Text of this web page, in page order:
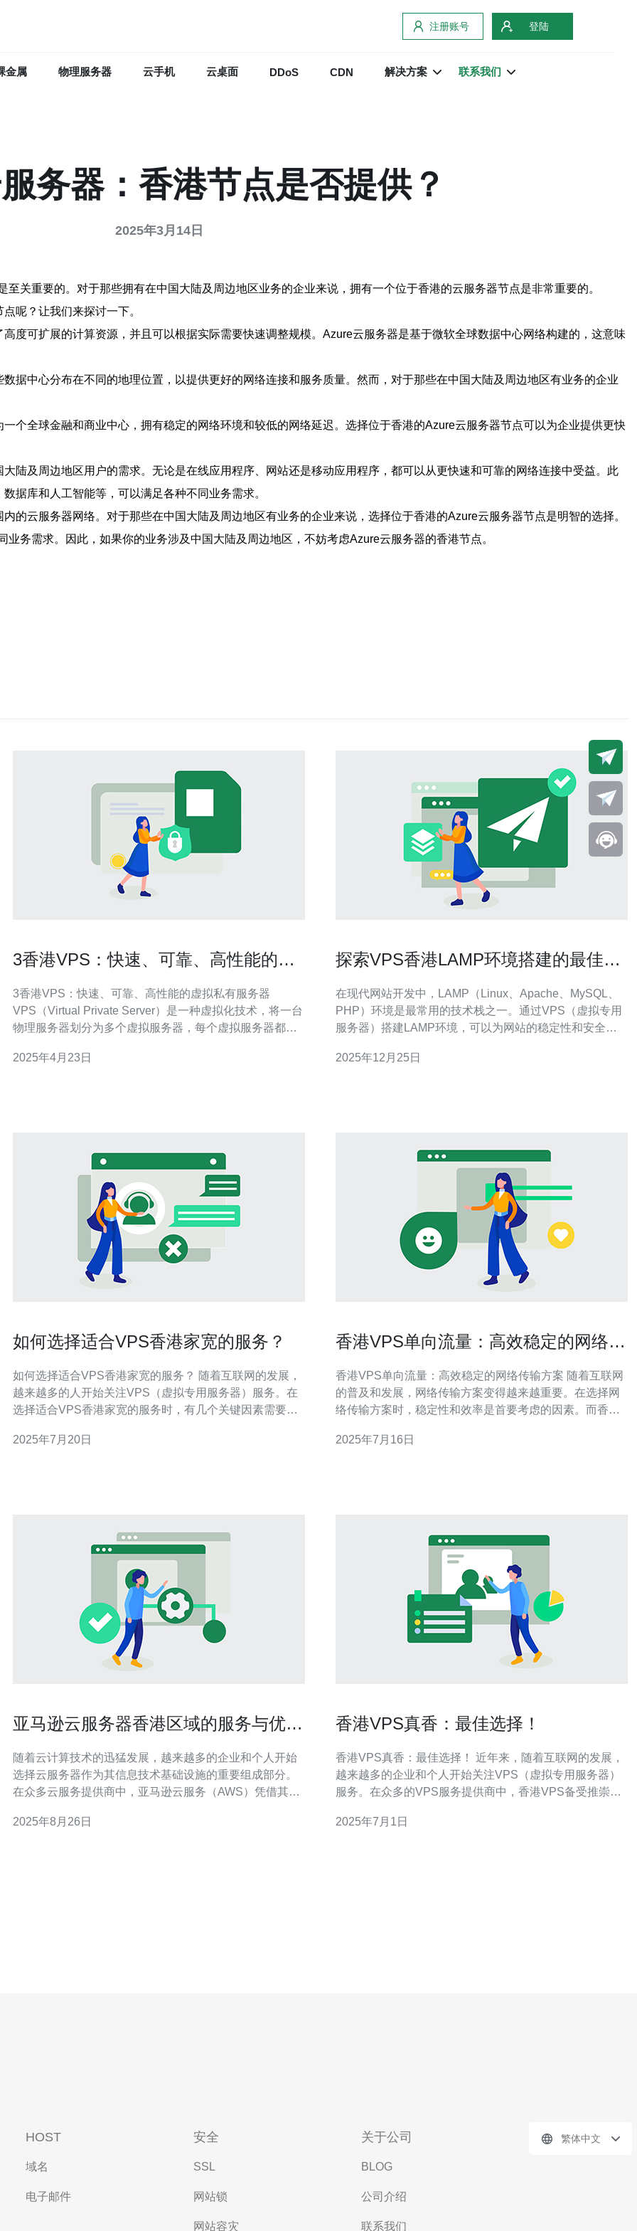
注册账号 登陆
金属 物理服务器 云手机 云桌面 DDoS CDN 解决方案 联系我们
务器：香港节点是否提供？
2025年3月14日
关重要的。对于那些拥有在中国大陆及周边地区业务的企业来说，拥有一个位于香港的云服务器节点是非常重要的。
呢？让我们来探讨一下。
度可扩展的计算资源，并且可以根据实际需要快速调整规模。Azure云服务器是基于微软全球数据中心网络构建的，这意味
据中心分布在不同的地理位置，以提供更好的网络连接和服务质量。然而，对于那些在中国大陆及周边地区有业务的企业
个全球金融和商业中心，拥有稳定的网络环境和较低的网络延迟。选择位于香港的Azure云服务器节点可以为企业提供更快
陆及周边地区用户的需求。无论是在线应用程序、网站还是移动应用程序，都可以从更快速和可靠的网络连接中受益。此
据库和人工智能等，可以满足各种不同业务需求。
的云服务器网络。对于那些在中国大陆及周边地区有业务的企业来说，选择位于香港的Azure云服务器节点是明智的选择。
务需求。因此，如果你的业务涉及中国大陆及周边地区，不妨考虑Azure云服务器的香港节点。
3香港VPS：快速、可靠、高性能的虚
3香港VPS：快速、可靠、高性能的虚拟私有服务器
VPS（Virtual Private Server）是一种虚拟化技术，将一台
物理服务器划分为多个虚拟服务器，每个虚拟服务器都有
靠性，同时也更加灵活和安全。 3香港VPS是一家提供高
2025年4月23日
探索VPS香港LAMP环境搭建的最佳方
在现代网站开发中，LAMP（Linux、Apache、MySQL、
PHP）环境是最常用的技术栈之一。通过VPS（虚拟专用
服务器）搭建LAMP环境，可以为网站的稳定性和安全性
上搭建LAMP环境的最佳方案。 1. 选择合适的VPS服务提
2025年12月25日
如何选择适合VPS香港家宽的服务？
如何选择适合VPS香港家宽的服务？ 随着互联网的发展，
越来越多的人开始关注VPS（虚拟专用服务器）服务。在
选择适合VPS香港家宽的服务时，有几个关键因素需要考
大的带宽？是否需要更高的性能？是否需要更好的网络稳
2025年7月20日
香港VPS单向流量：高效稳定的网络传
香港VPS单向流量：高效稳定的网络传输方案 随着互联网
的普及和发展，网络传输方案变得越来越重要。在选择网
络传输方案时，稳定性和效率是首要考虑的因素。而香港
提供高效稳定的网络传输方案。 香港VPS单向流量是一种
2025年7月16日
亚马逊云服务器香港区域的服务与优势
随着云计算技术的迅猛发展，越来越多的企业和个人开始
选择云服务器作为其信息技术基础设施的重要组成部分。
在众多云服务提供商中，亚马逊云服务（AWS）凭借其强
本文将为您详细介绍亚马逊云服务器在香港区域的服务与
2025年8月26日
香港VPS真香：最佳选择！
香港VPS真香：最佳选择！ 近年来，随着互联网的发展，
越来越多的企业和个人开始关注VPS（虚拟专用服务器）
服务。在众多的VPS服务提供商中，香港VPS备受推崇，
天独厚的地理位置优势。连接亚洲各国的网络速度快，对
2025年7月1日
HOST
域名
电子邮件
安全
SSL
网站锁
网站容灾
关于公司
BLOG
公司介绍
联系我们
繁体中文